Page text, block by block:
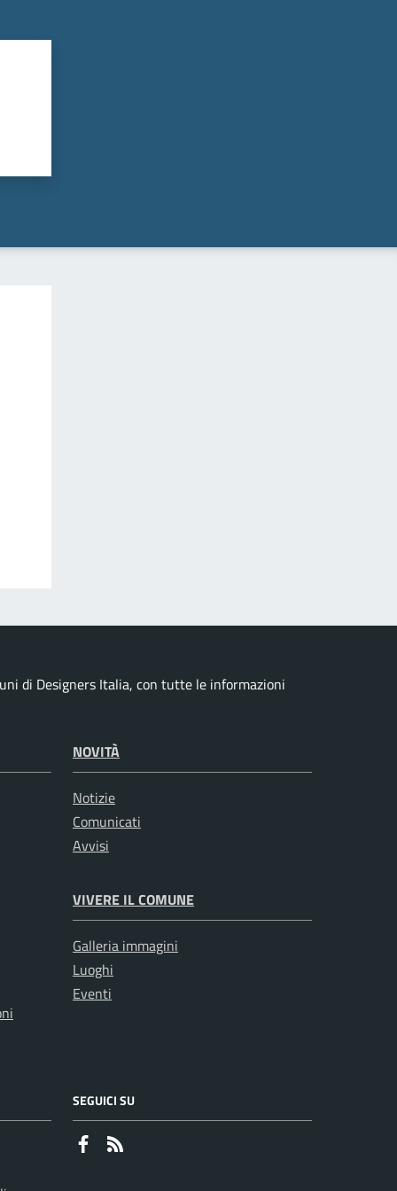
di Designers Italia, con tutte le informazioni
NOVITÀ
Notizie
Comunicati
Avvisi
VIVERE IL COMUNE
Galleria immagini
Luoghi
Eventi
SEGUICI SU
Faceboook